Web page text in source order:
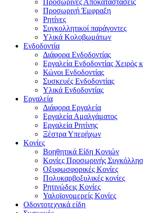
Προσωρινές Αποκαταστάσεις
Προσωρινή Έμφραξη
Ρητίνες
Συγκολλητικοί παράγοντες
Υλικά Κολοβωμάτων
Ενδοδοντία
Διάφορα Ενδοδοντίας
Εργαλεία Ενδοδοντίας Χειρός
Κώνοι Ενδοδοντίας
Συσκευές Ενδοδοντίας
Υλικά Ενδοδοντίας
Εργαλεία
Διάφορα Εργαλεία
Εργαλεία Αμαλγάματος
Εργαλεία Ρητίνης
Ξέστρα Υπερήχων
Κονίες
Βοηθητικά Είδη Κονιών
Κονίες Προσωρινής
Οξυφωσφορικές Κονίες
Πολυκαρβοξυλικές κονίες
Ρητινώδεις Κονίες
Υαλοϊονομερείς Κονίες
Οδοντοτεχνικά είδη